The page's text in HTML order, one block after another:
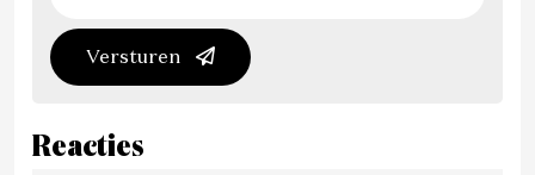
Versturen
Reacties